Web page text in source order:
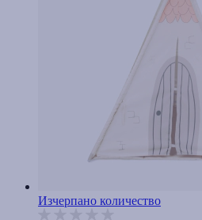
Изчерпано количество